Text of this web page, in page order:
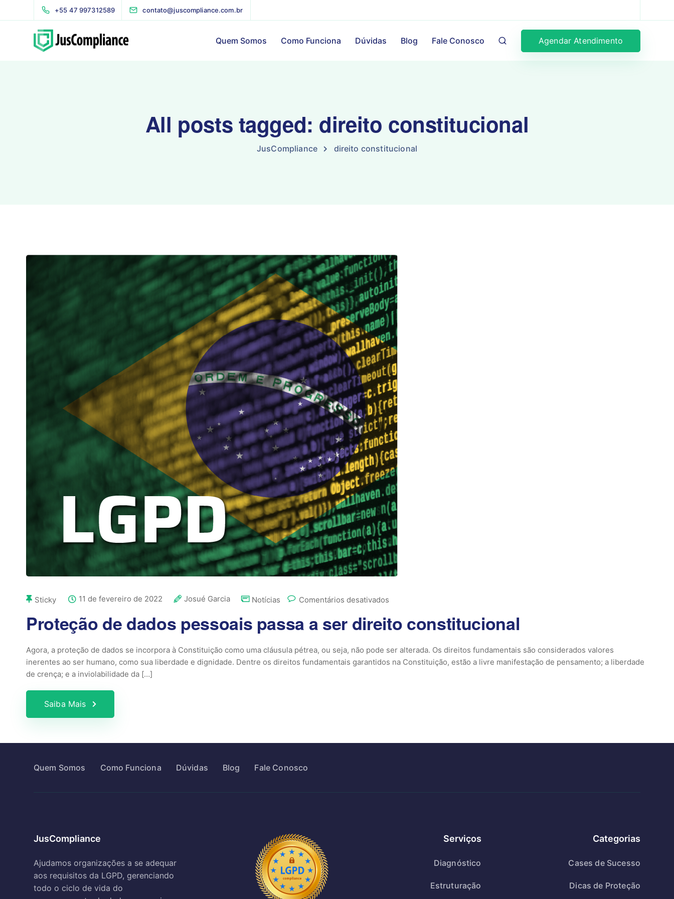
+55 47 997312589 contato@juscompliance.com.br
Quem Somos Como Funciona Dúvidas Blog Fale Conosco Agendar Atendimento
All posts tagged: direito constitucional
JusCompliance direito constitucional
Sticky 11 de fevereiro de 2022 Josué Garcia Notícias Comentários desativados
Proteção de dados pessoais passa a ser direito constitucional
Agora, a proteção de dados se incorpora à Constituição como uma cláusula pétrea, ou seja, não pode ser alterada. Os direitos fundamentais são considerados valores
inerentes ao ser humano, como sua liberdade e dignidade. Dentre os direitos fundamentais garantidos na Constituição, estão a livre manifestação de pensamento; a liberdade
de crença; e a inviolabilidade da […]
Saiba Mais
Quem Somos Como Funciona Dúvidas Blog Fale Conosco
JusCompliance
Ajudamos organizações a se adequar
aos requisitos da LGPD, gerenciando
todo o ciclo de vida do
Serviços
Diagnóstico
Estruturação
Categorias
Cases de Sucesso
Dicas de Proteção